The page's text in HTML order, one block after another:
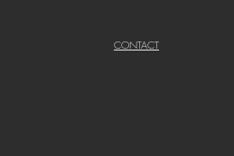
CONTACT